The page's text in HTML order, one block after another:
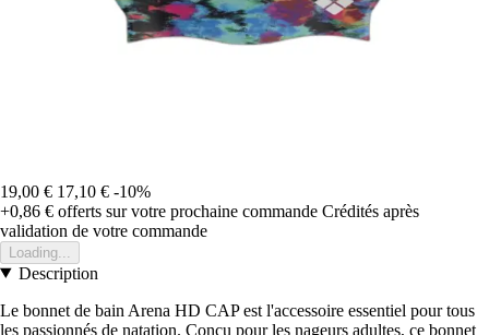
19,00 € 17,10 € -10%
+0,86 € offerts sur votre prochaine commande Crédités après
validation de votre commande
Loading...
Description
Le bonnet de bain Arena HD CAP est l'accessoire essentiel pour tous
les passionnés de natation. Conçu pour les nageurs adultes, ce bonnet